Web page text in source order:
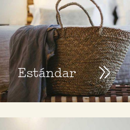
Estándar